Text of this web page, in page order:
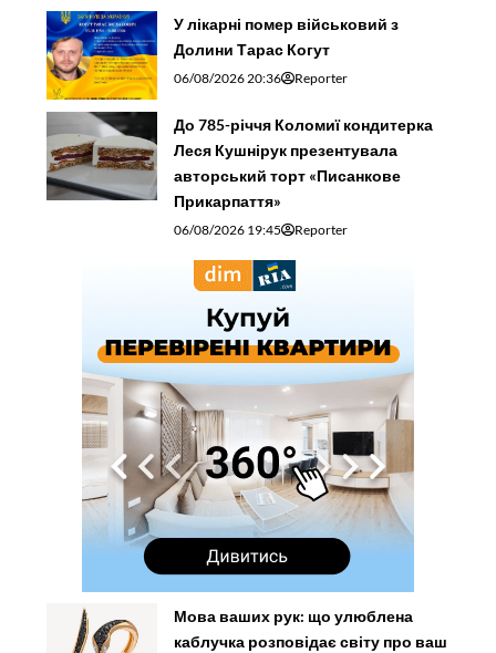
У лікарні помер військовий з
Долини Тарас Когут
06/08/2026 20:36 Reporter
До 785-річчя Коломиї кондитерка
Леся Кушнірук презентувала
авторський торт «Писанкове
Прикарпаття»
06/08/2026 19:45 Reporter
Мова ваших рук: що улюблена
каблучка розповідає світу про ваш